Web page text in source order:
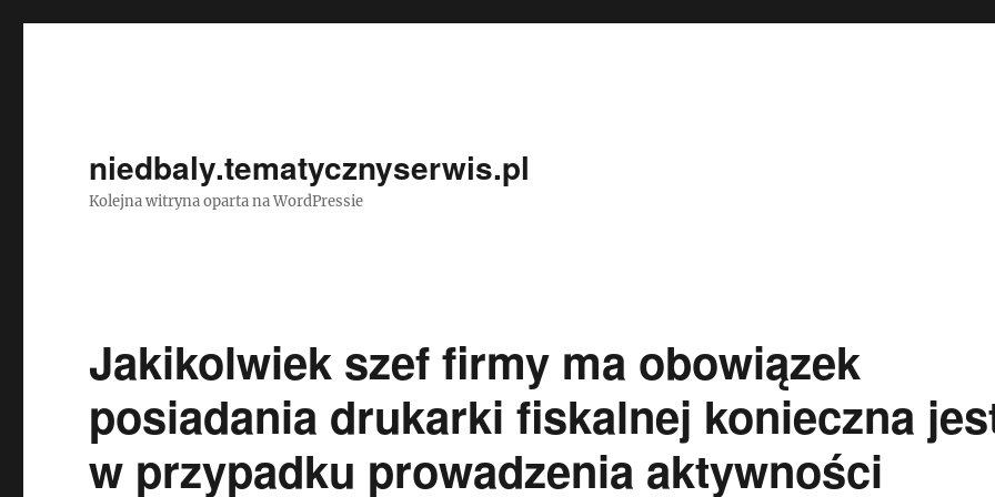
niedbaly.tematycznyserwis.pl
Kolejna witryna oparta na WordPressie
Jakikolwiek szef firmy ma obowiązek
posiadania drukarki fiskalnej konieczna
w przypadku prowadzenia aktywności